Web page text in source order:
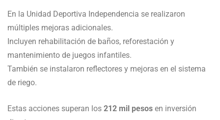
En la Unidad Deportiva Independencia se realizaron
múltiples mejoras adicionales.
Incluyen rehabilitación de baños, reforestación y
mantenimiento de juegos infantiles.
También se instalaron reflectores y mejoras en el sistema
de riego.
Estas acciones superan los 212 mil pesos en inversión